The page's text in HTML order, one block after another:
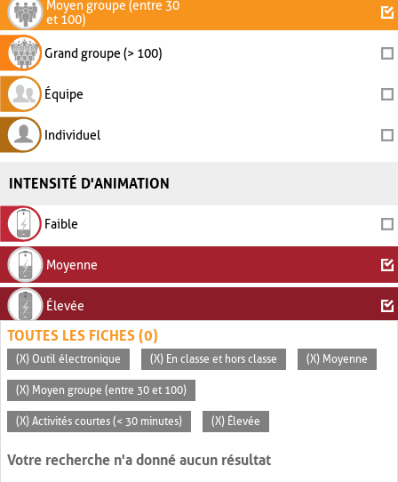
Moyen groupe (entre 30
et 100)
Grand groupe (> 100)
Équipe
Individuel
INTENSITÉ D'ANIMATION
Faible
Moyenne
Élevée
TOUTES LES FICHES (0)
(X) Outil électronique (X) En classe et hors classe (X) Moyenne
(X) Moyen groupe (entre 30 et 100)
(X) Activités courtes (< 30 minutes) (X) Élevée
Votre recherche n'a donné aucun résultat